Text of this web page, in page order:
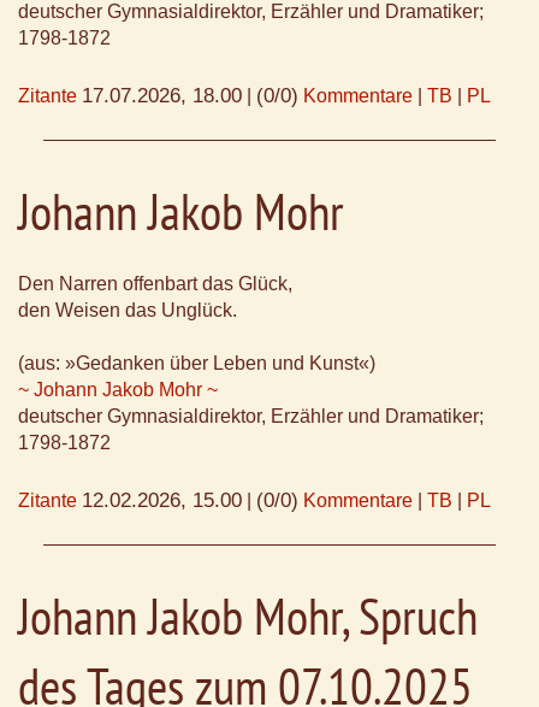
deutscher Gymnasialdirektor, Erzähler und Dramatiker;
1798-1872
Zitante 17.07.2026, 18.00 (0/0) Kommentare TB PL
Johann Jakob Mohr
Den Narren offenbart das Glück,
den Weisen das Unglück.
(aus: »Gedanken über Leben und Kunst«)
~ Johann Jakob Mohr ~
deutscher Gymnasialdirektor, Erzähler und Dramatiker;
1798-1872
Zitante 12.02.2026, 15.00 (0/0) Kommentare TB PL
Johann Jakob Mohr, Spruch
des Tages zum 07.10.2025